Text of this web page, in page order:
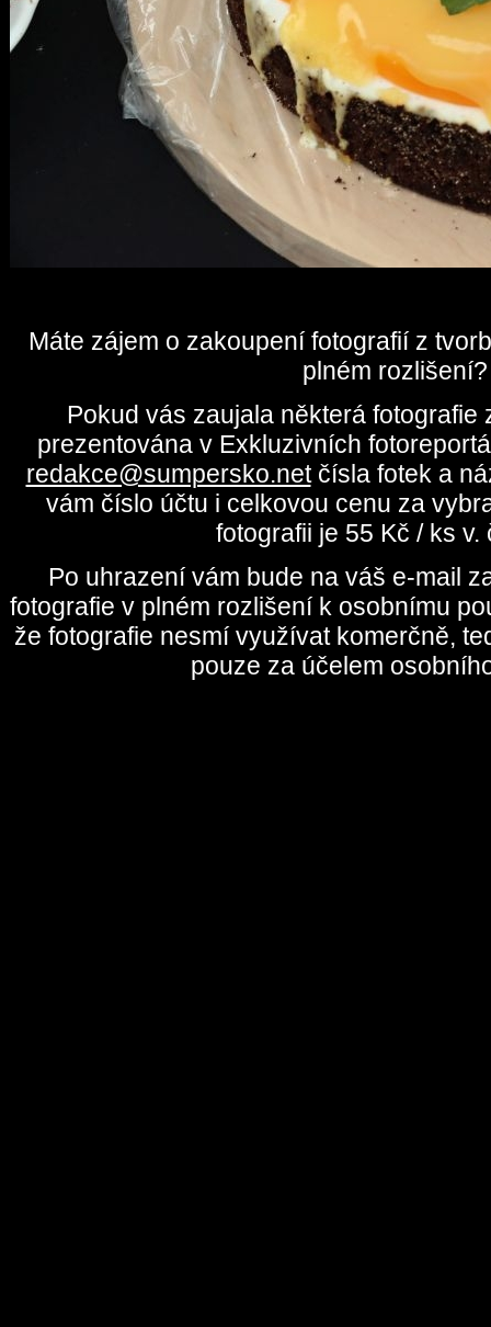
Máte zájem o zakoupení fotografií z
plném rozlišení?
Pokud vás zaujala některá fotografie
prezentována v Exkluzivních
redakce@sumpersko.netčísla fotek a
vám číslo účtu i celkovou cenu za
fotografii je 55 Kč / ks v.
Po uhrazení vám bude na váš e-mail
fotografie v plném rozlišení k osobnímu
že fotografie nesmí využívat komerčně,
pouze za účelem